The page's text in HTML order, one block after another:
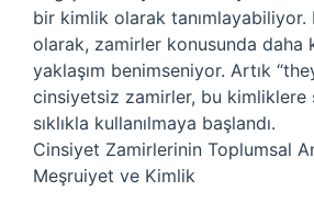
bir kimlik olarak tanımlayabiliyor.
olarak, zamirler konusunda daha
yaklaşım benimseniyor. Artık
cinsiyetsiz zamirler, bu kimliklere
sıklıkla kullanılmaya başlandı.
Cinsiyet Zamirlerinin Toplumsal
Meşruiyet ve Kimlik